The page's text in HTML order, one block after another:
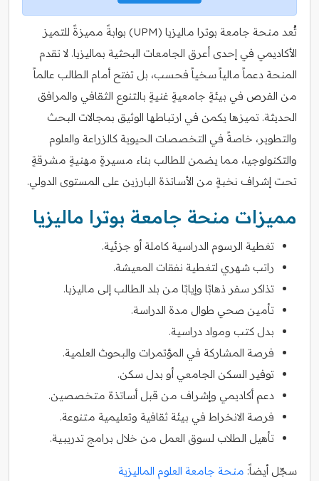
تُعد منحة جامعة بوترا ماليزيا (UPM) بوابةً مميزةً للتميز
الأكاديمي في إحدى أعرق الجامعات البحثية بماليزيا. لا تقدم
المنحة دعماً مالياً سخياً فحسب، بل تفتح أمام الطالب عالماً
من الفرص في بيئةٍ جامعيةٍ غنيةٍ بالتنوع الثقافي والمرافق
الحديثة. تميزها يكمن في ارتباطها الوثيق بمجالات البحث
والتطوير، خاصةً في التخصصات الحيوية كالزراعة والعلوم
والتكنولوجيا، مما يضمن للطالب بناء مسيرةٍ مهنيةٍ مشرقةٍ
تحت إشراف نخبةٍ من الأساتذة البارزين على المستوى الدولي.
مميزات منحة جامعة بوترا ماليزيا
تغطية الرسوم الدراسية كاملة أو جزئية.
راتب شهري لتغطية نفقات المعيشة.
تذاكر سفر ذهابًا وإيابًا من بلد الطالب إلى ماليزيا.
تأمين صحي طوال مدة الدراسة.
بدل كتب ومواد دراسية.
فرصة المشاركة في المؤتمرات والبحوث العلمية.
توفير السكن الجامعي أو بدل سكن.
دعم أكاديمي وإشراف من قبل أساتذة متخصصين.
فرصة الانخراط في بيئة ثقافية وتعليمية متنوعة.
تأهيل الطلاب لسوق العمل من خلال برامج تدريبية.
سجّل أيضاً: منحة جامعة العلوم الماليزية